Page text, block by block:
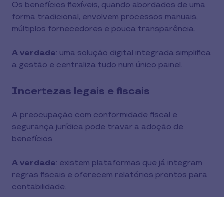
Os benefícios flexíveis, quando abordados de uma
forma tradicional, envolvem processos manuais,
múltiplos fornecedores e pouca transparência.
A verdade: uma solução digital integrada simplifica
a gestão e centraliza tudo num único painel.
Incertezas legais e fiscais
A preocupação com conformidade fiscal e
segurança jurídica pode travar a adoção de
benefícios.
A verdade: existem plataformas que já integram
regras fiscais e oferecem relatórios prontos para
contabilidade.